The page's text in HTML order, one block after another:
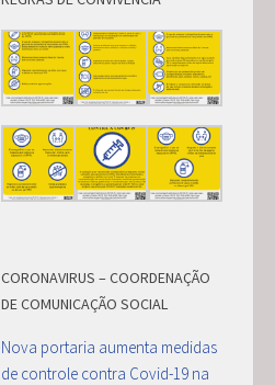
CORONAVIRUS – COORDENAÇÃO
DE COMUNICAÇÃO SOCIAL
Nova portaria aumenta medidas
de controle contra Covid-19 na